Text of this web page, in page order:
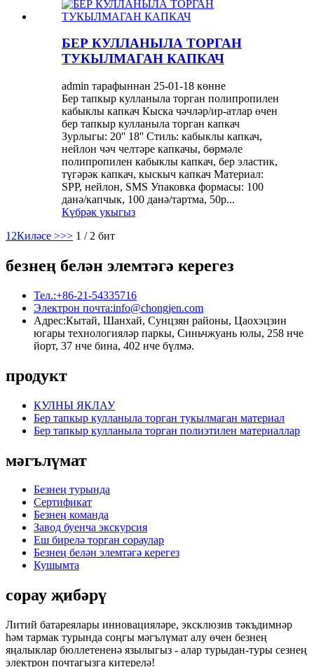
БЕР КУЛЛАНЫЛА ТОРГАН
ТУКЫЛМАГАН КАПКАЧ
admin тарафыннан 25-01-18 көнне
Бер тапкыр кулланыла торган полипропилен
кабыклы капкач Кыска чәчләр/ир-атлар өчен
бер тапкыр кулланыла торган капкач
Зурлыгы: 20'' 18'' Стиль: кабыклы капкач,
нейлон чәч челтәре капкачы, бөрмәле
полипропилен кабыклы капкач, бер эластик,
түгәрәк капкач, кыскыч капкач Материал:
SPP, нейлон, SMS Упаковка формасы: 100
данә/капчык, 100 данә/тартма, 50p...
Күбрәк укыгыз
1 2Киләсе >>> 1 / 2 бит
безнең белән элемтәгә керегез
Тел.:+86-21-54335716
Электрон почта:info@chongjen.com
Адрес:Кытай, Шанхай, Сунцзян районы, Цаохэцзин
югары технологияләр паркы, Синьчжуань юлы, 258 нче
йорт, 37 нче бина, 402 нче бүлмә.
продукт
КУЛНЫ ЯКЛАУ
Бер тапкыр кулланыла торган тукылмаган материал
Бер тапкыр кулланыла торган полиэтилен материаллар
мәгълүмат
Безнең турында
Сертификат
Безнең команда
Завод буенча экскурсия
Еш бирелә торган сораулар
Безнең белән элемтәгә керегез
Кушымта
сорау җибәрү
Литий батареялары инновацияләре, эксклюзив тәкъдимнәр
һәм тармак турында соңгы мәгълүмат алу өчен безнең
яңалыклар бюллетененә язылыгыз - алар турыдан-туры сезнең
электрон почтагызга китерелә!